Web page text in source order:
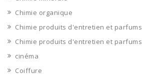
Chimie organique
Chimie produits d'entretien et parfums
Chimie produits d'entretien et parfums
cinéma
Coiffure